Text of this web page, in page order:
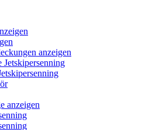
anzeigen
Jetskipersenning
anzeigen